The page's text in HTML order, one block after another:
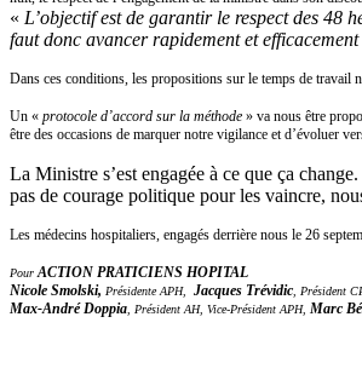
« L’objectif est de garantir le respect des 48
faut donc avancer rapidement et
Dans ces conditions, les propositions sur le temps de travail
Un « protocole d’accord sur la méthode » va nous être
être des occasions de marquer notre vigilance et d’évoluer
La Ministre s’est engagée à ce que ça
pas de courage politique pour les vaincre,
Les médecins hospitaliers, engagés derrière nous le 26
PourACTION PRATICIENS HOPITAL
Nicole Smolski, Présidente APH, Jacques Trévidic, Président
Max-André Doppia, Président AH, Vice-Président APH, Marc